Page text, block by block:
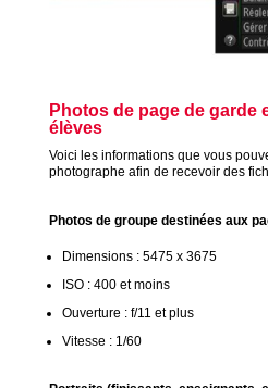
Photos de page de garde
élèves
Voici les informations que vous
photographe afin de recevoir des
Photos de groupe destinées aux
Dimensions : 5475 x 3675
ISO : 400 et moins
Ouverture : f/11 et plus
Vitesse : 1/60